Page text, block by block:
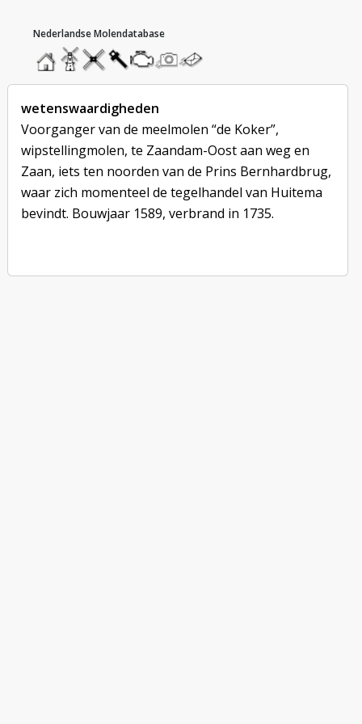
homemolendatabase
roedendatabase
assendatabase
motorendatabase
stuur
een
foto
stuur
een
bericht
wetenswaardigheden
Voorganger van de meelmolen “de Koker”,
wipstellingmolen, te Zaandam-Oost aan weg en
Zaan, iets ten noorden van de Prins Bernhardbrug,
waar zich momenteel de tegelhandel van Huitema
bevindt. Bouwjaar 1589, verbrand in 1735.